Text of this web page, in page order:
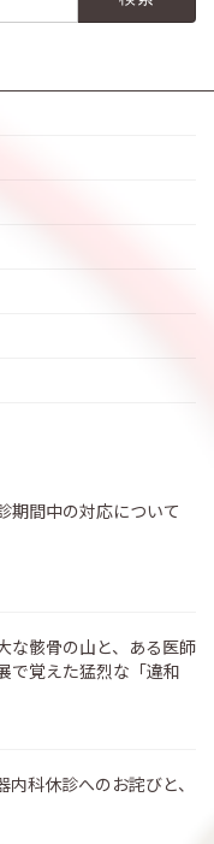
期間中の対応について
な骸骨の山と、ある医師
で覚えた猛烈な「違和
内科休診へのお詫びと、